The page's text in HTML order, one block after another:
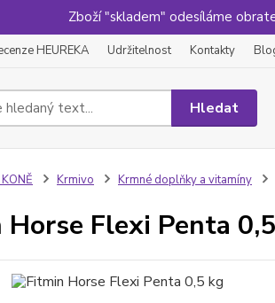
Zboží "skladem" odesíláme
HEUREKA Udržitelnost Kontakty
Hledat
Krmivo Krmné doplňky a vitamíny
Flexi Penta